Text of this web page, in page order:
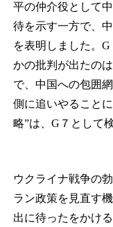
平の仲介役として
待を示す一方で、
を表明しました。
かの批判が出たの
で、中国への包囲
側に追いやること
略”は、G７として
ウクライナ戦争の
ラン政策を見直す
出に待ったをかけ